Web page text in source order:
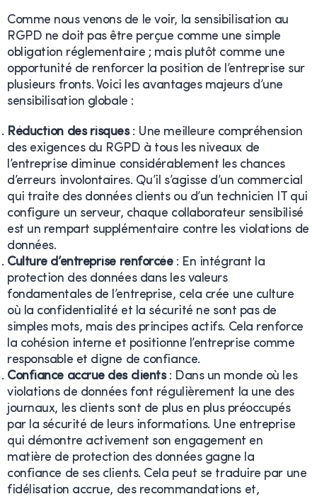
Comme nous venons de le voir, la sensibilisation au
RGPD ne doit pas être perçue comme une simple
obligation réglementaire ; mais plutôt comme une
opportunité de renforcer la position de l’entreprise sur
plusieurs fronts. Voici les avantages majeurs d’une
sensibilisation globale :
Réduction des risques: Une meilleure compréhension
des exigences du RGPD à tous les niveaux de
l’entreprise diminue considérablement les chances
d’erreurs involontaires. Qu’il s’agisse d’un commercial
qui traite des données clients ou d’un technicien IT qui
configure un serveur, chaque collaborateur sensibilisé
est un rempart supplémentaire contre les violations de
données.
Culture d’entreprise renforcée: En intégrant la
protection des données dans les valeurs
fondamentales de l’entreprise, cela crée une culture
où la confidentialité et la sécurité ne sont pas de
simples mots, mais des principes actifs. Cela renforce
la cohésion interne et positionne l’entreprise comme
responsable et digne de confiance.
Confiance accrue des clients: Dans un monde où les
violations de données font régulièrement la une des
journaux, les clients sont de plus en plus préoccupés
par la sécurité de leurs informations. Une entreprise
qui démontre activement son engagement en
matière de protection des données gagne la
confiance de ses clients. Cela peut se traduire par une
fidélisation accrue, des recommandations et,